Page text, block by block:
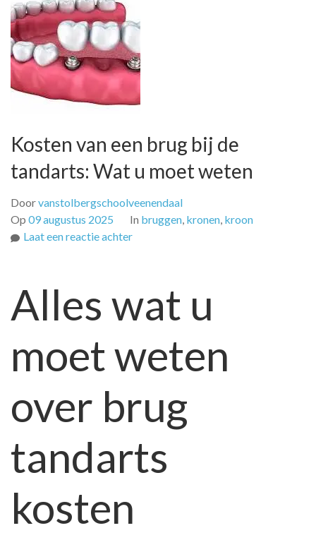
Kosten van een brug bij de
tandarts: Wat u moet weten
Doorvanstolbergschoolveenendaal
Op 09 augustus 2025 In bruggen, kronen, kroon
Laat een reactie achterop
brug
bij
tandarts:
Wat
moet
weten
Alles wat u
moet weten
over brug
tandarts
kosten